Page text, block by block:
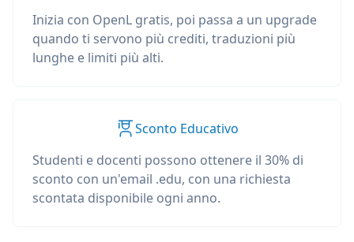
Inizia con OpenL gratis, poi passa a un upgrade
quando ti servono più crediti, traduzioni più
lunghe e limiti più alti.
Sconto Educativo
Studenti e docenti possono ottenere il 30% di
sconto con un'email .edu, con una richiesta
scontata disponibile ogni anno.